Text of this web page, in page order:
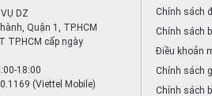
VỤ DZ
Quận 1, TP.HCM
TP.HCM cấp ngày
18:00
(Viettel Mobile)
Chính sách
Chính sách
Điều khoản
Chính sách
Chính sách